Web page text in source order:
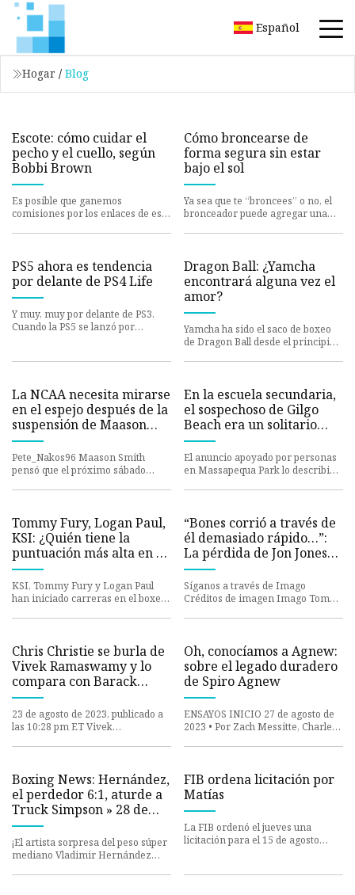
Español
Hogar / Blog
Escote: cómo cuidar el
pecho y el cuello, según
Bobbi Brown
Es posible que ganemos
comisiones por los enlaces de esta
Cómo broncearse de
forma segura sin estar
bajo el sol
Ya sea que te “broncees” o no, el
bronceador puede agregar una
PS5 ahora es tendencia
por delante de PS4 Life
Y muy, muy por delante de PS3.
Cuando la PS5 se lanzó por
Dragon Ball: ¿Yamcha
encontrará alguna vez el
amor?
Yamcha ha sido el saco de boxeo
de Dragon Ball desde el principio,
La NCAA necesita mirarse
en el espejo después de la
suspensión de Maason
Smith
Pete_Nakos96 Maason Smith
pensó que el próximo sábado
En la escuela secundaria,
el sospechoso de Gilgo
Beach era un solitario
enojado, dicen sus
compañeros de clase
El anuncio apoyado por personas
en Massapequa Park lo describió
Tommy Fury, Logan Paul,
KSI: ¿Quién tiene la
puntuación más alta en la
máquina perforadora?
KSI, Tommy Fury y Logan Paul
han iniciado carreras en el boxeo,
“Bones corrió a través de
él demasiado rápido…”:
La pérdida de Jon Jones
de Ciryl Gane regresa
para atormentarlo
después de que el clip de
punzonadora se vuelve
viral
Síganos a través de Imago
Créditos de imagen Imago Tome
Chris Christie se burla de
Vivek Ramaswamy y lo
compara con Barack
Obama
23 de agosto de 2023, publicado a
las 10:28 pm ET Vivek
Oh, conocíamos a Agnew:
sobre el legado duradero
de Spiro Agnew
ENSAYOS INICIO 27 de agosto de
2023 • Por Zach Messitte, Charles
Boxing News: Hernández,
el perdedor 6:1, aturde a
Truck Simpson » 28 de
agosto de 2023
¡El artista sorpresa del peso súper
mediano Vladimir Hernández
FIB ordena licitación por
Matías
La FIB ordenó el jueves una
licitación para el 15 de agosto